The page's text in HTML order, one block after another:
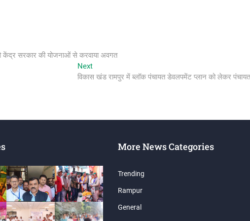
केंद्र सरकार की योजनाओं से करवाया अवगत
NextNext
post:
विकास खंड रामपुर में ब्लॉक पंचायत डेवलपमेंट प्लान को लेकर
More News Categories
Trending
Rampur
General